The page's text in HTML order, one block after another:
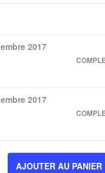
2017
2017
AJOUTER AU PANIER